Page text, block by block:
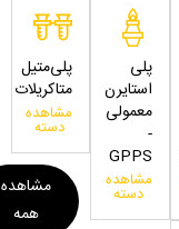
پلی
استایرن
معمولی
-
GPPS
مشاهده
دسته
پلی‌متیل
متاکریلات
مشاهده
دسته
مشاهده
همه